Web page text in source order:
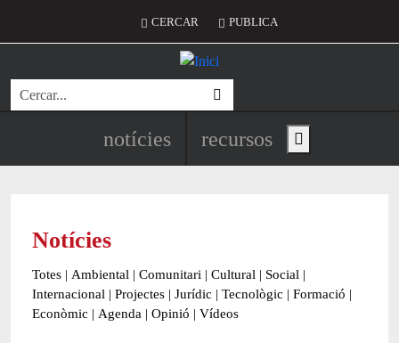
Menú del compte d'usuari
CERCAR PUBLICA
Cerca
Navegació principal de
notícies recursos Show main menu
Notícies
Totes | Ambiental | Comunitari | Cultural | Social |
Internacional | Projectes | Jurídic | Tecnològic | Formació |
Econòmic | Agenda | Opinió | Vídeos